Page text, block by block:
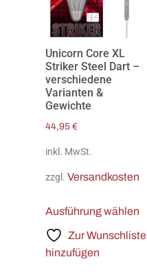
Unicorn Core XL
Striker Steel Dart –
verschiedene
Varianten &
Gewichte
44,95 €
inkl. MwSt.
zzgl. Versandkosten
Ausführung wählen
Zur Wunschliste
hinzufügen